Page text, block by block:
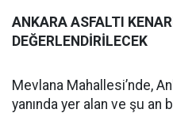
ANKARA ASFALTI
DEĞERLENDİRİLECEK
Mevlana Mahallesi’nde,
yanında yer alan ve şu an